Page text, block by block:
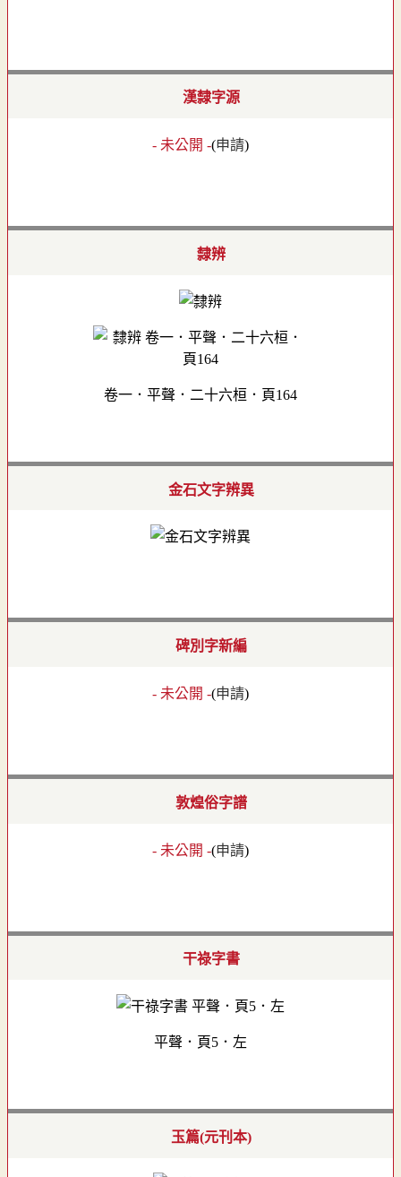
漢隸字源
- 未公開 -(申請)
隸辨
卷一．平聲．二十六桓．頁164
金石文字辨異
碑別字新編
- 未公開 -(申請)
敦煌俗字譜
- 未公開 -(申請)
干祿字書
平聲．頁5．左
玉篇(元刊本)